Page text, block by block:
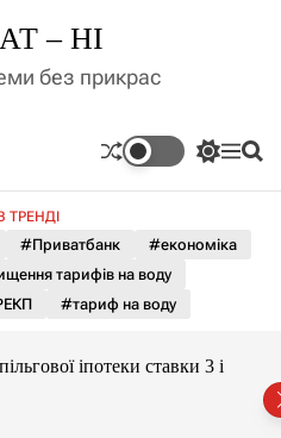
– НІ
без прикрас
П
м
к
а
о
М П
ТРЕНДІ
#Приватбанк
#економіка
тарифів на воду
#тариф на воду
іпотеки ставки 3 і